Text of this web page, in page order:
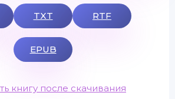
TXT RTF
EPUB
книгу после скачивания